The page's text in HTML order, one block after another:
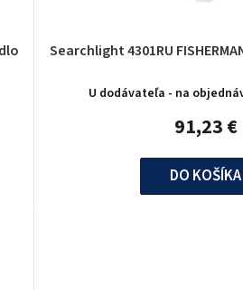
U dodávateľa - na
91,23 €
DO KOŠÍKA